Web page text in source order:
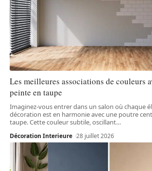
Les meilleures associations de couleurs
peinte en taupe
Imaginez-vous entrer dans un salon où chaque
décoration est en harmonie avec une poutre
taupe. Cette couleur subtile, oscillant…
Décoration Interieure 28 juillet 2026